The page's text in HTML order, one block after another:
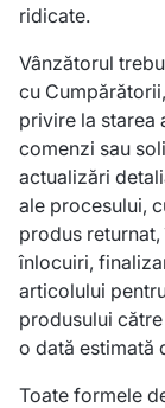
ridicate.
Vânzătorul
cu
privire la starea
comenzi sau
actualizări
ale procesului,
produs
înlocuiri,
articolului
produsului
o dată estimată
Toate formele